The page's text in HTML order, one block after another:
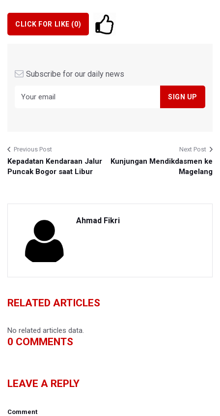
CLICK FOR LIKE (0)
Subscribe for our daily news
Previous Post
Kepadatan Kendaraan Jalur
Puncak Bogor saat Libur
Next Post
Kunjungan Mendikdasmen ke
Magelang
Ahmad Fikri
RELATED ARTICLES
No related articles data.
0 COMMENTS
LEAVE A REPLY
Comment